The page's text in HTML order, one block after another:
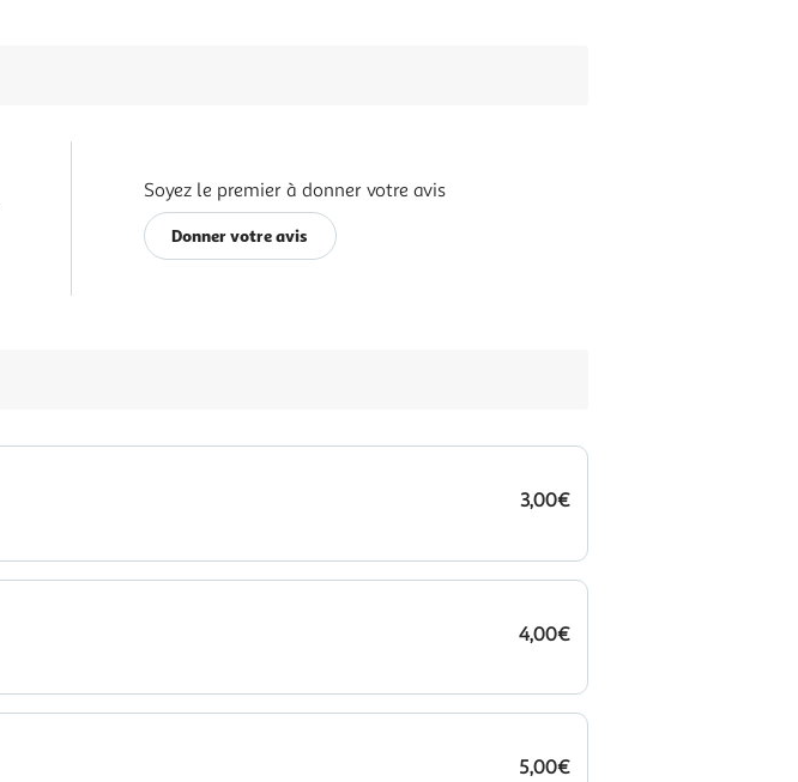
Soyez le premier à donner votre avis
Donner votre avis
3,00€
4,00€
5,00€